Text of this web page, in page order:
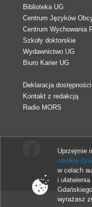
Biblioteka UG
Centrum Języków
Centrum Wychowania
Szkoły doktorskie
Wydawnictwo UG
Biuro Karier UG
Deklaracja dostępności
Kontakt z redakcją
Radio MORS
© 2013-
Uprzejmie
cookie
w celach
i
wyrażasz